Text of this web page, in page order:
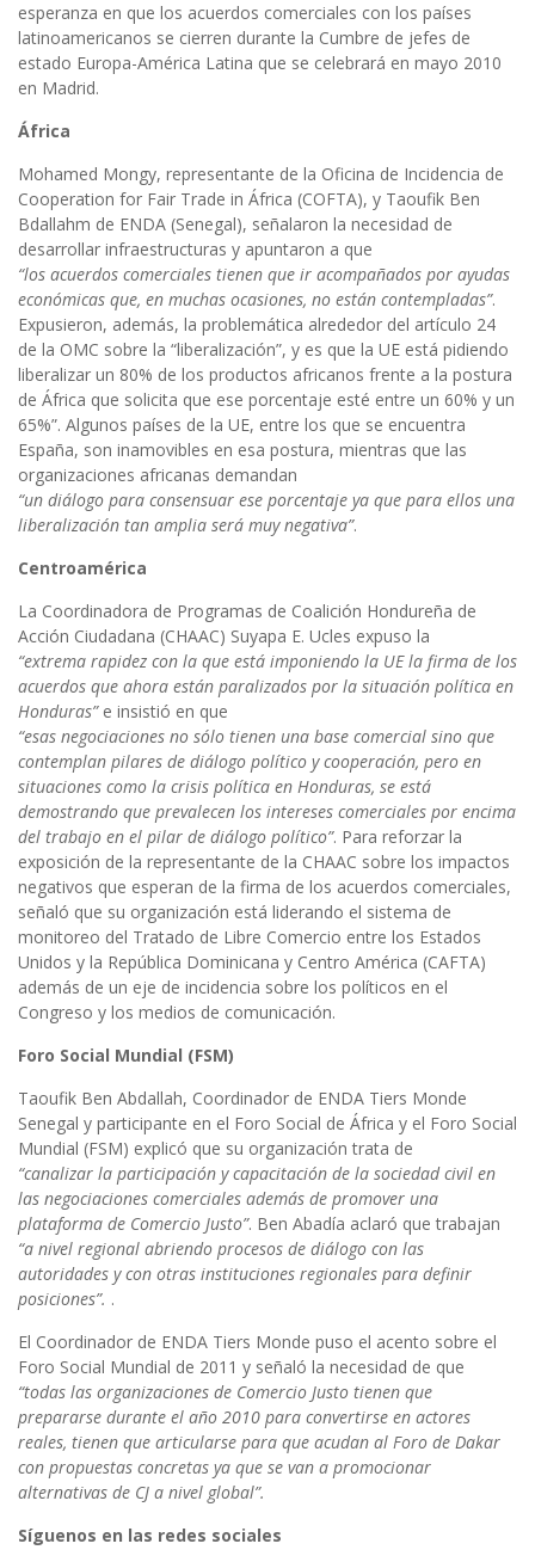
esperanza en que los acuerdos comerciales con los países
latinoamericanos se cierren durante la Cumbre de jefes de
estado Europa-América Latina que se celebrará en mayo 2010
en Madrid.
África
Mohamed Mongy, representante de la Oficina de Incidencia de
Cooperation for Fair Trade in África (COFTA), y Taoufik Ben
Bdallahm de ENDA (Senegal), señalaron la necesidad de
desarrollar infraestructuras y apuntaron a que
“los acuerdos comerciales tienen que ir acompañados por ayudas
económicas que, en muchas ocasiones, no están contempladas”.
Expusieron, además, la problemática alrededor del artículo 24
de la OMC sobre la “liberalización”, y es que la UE está pidiendo
liberalizar un 80% de los productos africanos frente a la postura
de África que solicita que ese porcentaje esté entre un 60% y un
65%”. Algunos países de la UE, entre los que se encuentra
España, son inamovibles en esa postura, mientras que las
organizaciones africanas demandan
“un diálogo para consensuar ese porcentaje ya que para ellos una
liberalización tan amplia será muy negativa”.
Centroamérica
La Coordinadora de Programas de Coalición Hondureña de
Acción Ciudadana (CHAAC) Suyapa E. Ucles expuso la
“extrema rapidez con la que está imponiendo la UE la firma de los
acuerdos que ahora están paralizados por la situación política en
Honduras”e insistió en que
“esas negociaciones no sólo tienen una base comercial sino que
contemplan pilares de diálogo político y cooperación, pero en
situaciones como la crisis política en Honduras, se está
demostrando que prevalecen los intereses comerciales por encima
del trabajo en el pilar de diálogo político”. Para reforzar la
exposición de la representante de la CHAAC sobre los impactos
negativos que esperan de la firma de los acuerdos comerciales,
señaló que su organización está liderando el sistema de
monitoreo del Tratado de Libre Comercio entre los Estados
Unidos y la República Dominicana y Centro América (CAFTA)
además de un eje de incidencia sobre los políticos en el
Congreso y los medios de comunicación.
Foro Social Mundial (FSM)
Taoufik Ben Abdallah, Coordinador de ENDA Tiers Monde
Senegal y participante en el Foro Social de África y el Foro Social
Mundial (FSM) explicó que su organización trata de
“canalizar la participación y capacitación de la sociedad civil en
las negociaciones comerciales además de promover una
plataforma de Comercio Justo”. Ben Abadía aclaró que trabajan
“a nivel regional abriendo procesos de diálogo con las
autoridades y con otras instituciones regionales para definir
posiciones”. .
El Coordinador de ENDA Tiers Monde puso el acento sobre el
Foro Social Mundial de 2011 y señaló la necesidad de que
“todas las organizaciones de Comercio Justo tienen que
prepararse durante el año 2010 para convertirse en actores
reales, tienen que articularse para que acudan al Foro de Dakar
con propuestas concretas ya que se van a promocionar
alternativas de CJ a nivel global”.
Síguenos en las redes sociales